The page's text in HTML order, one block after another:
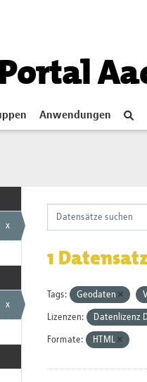
Anwendungen
x
x
1
Tags: Geodaten
Lizenzen: Datenlizenz
Formate: HTML